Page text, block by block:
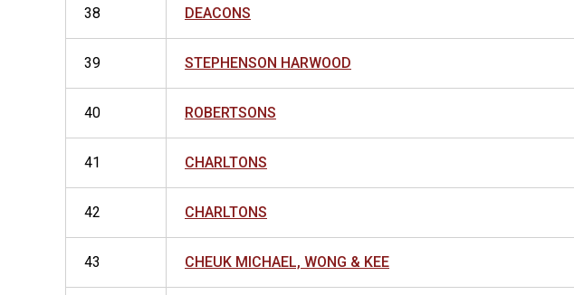
38 DEACONS
39 STEPHENSON HARWOOD
40 ROBERTSONS
41 CHARLTONS
42 CHARLTONS
43 CHEUK MICHAEL, WONG & KEE